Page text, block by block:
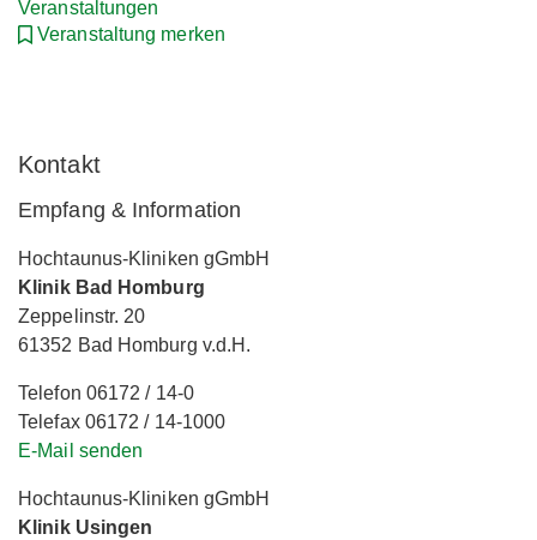
Veranstaltungen
Veranstaltung merken
Kontakt
Empfang & Information
Hochtaunus-Kliniken gGmbH
Klinik Bad Homburg
Zeppelinstr. 20
61352 Bad Homburg v.d.H.
Telefon 06172 / 14-0
Telefax 06172 / 14-1000
E-Mail senden
Hochtaunus-Kliniken gGmbH
Klinik Usingen